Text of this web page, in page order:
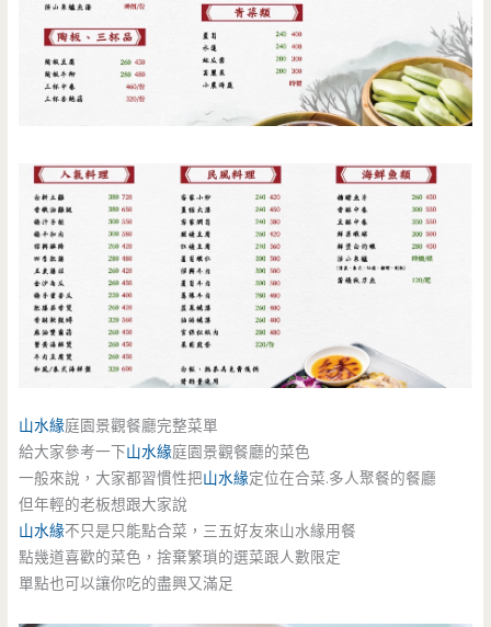
山水緣庭園景觀餐廳完整菜單
給大家參考一下山水緣庭園景觀餐廳的菜色
一般來說，大家都習慣性把山水緣定位在合菜.多人聚餐的餐廳
但年輕的老板想跟大家說
山水緣不只是只能點合菜，三五好友來山水緣用餐
點幾道喜歡的菜色，捨棄繁瑣的選菜跟人數限定
單點也可以讓你吃的盡興又滿足